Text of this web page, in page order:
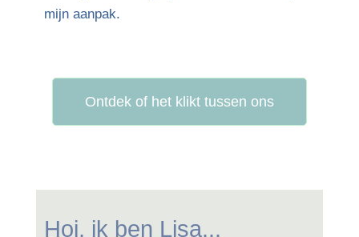
mijn aanpak.
Ontdek of het klikt tussen ons
Hoi, ik ben Lisa...